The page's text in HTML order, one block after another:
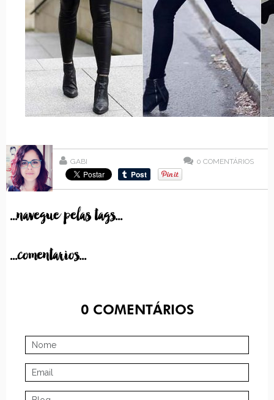
GABI 0 COMENTÁRIOS
...navegue pelas tags...
...comentarios...
0COMENTÁRIOS